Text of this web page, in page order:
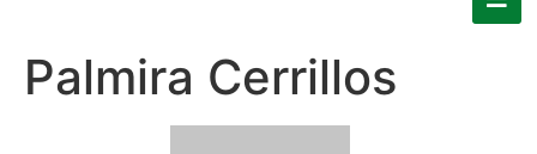
Palmira Cerrillos